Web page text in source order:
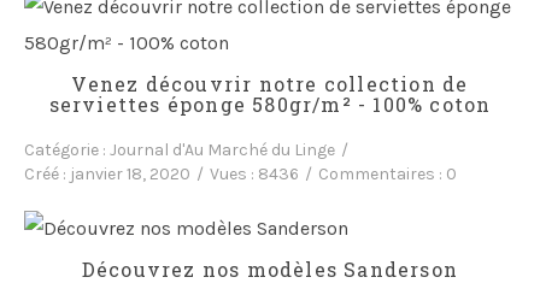
Venez découvrir notre collection de
serviettes éponge 580gr/m² - 100% coton
Catégorie : Journal d'Au Marché du Linge
Créé : janvier 18, 2020 Vues : 8436 Commentaires : 0
Découvrez nos modèles Sanderson